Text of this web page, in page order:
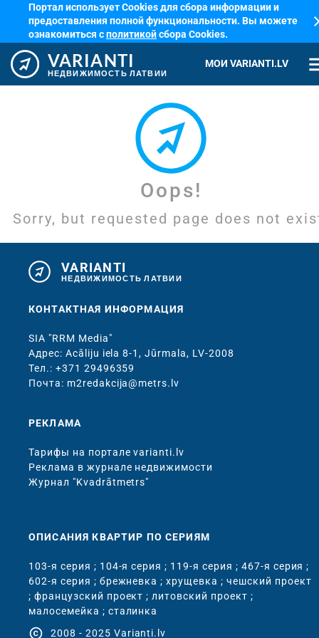
Портал использует Cookies для сбора информации и
предоставления полной функциональности. Вы можете
ознакомиться сполитикойсбора Cookies.
VARIANTI
НЕДВИЖИМОСТЬ ЛАТВИИ
МОИ VARIANTI.LV
Oops!
Sorry, but requested page does not
VARIANTI
НЕДВИЖИМОСТЬ ЛАТВИИ
КОНТАКТНАЯ ИНФОРМАЦИЯ
SIA "RRM Media"
Адрес: Acāliju iela 8-1, Jūrmala, LV-2008
Тел.: +371 29496359
Почта: m2redakcija@metrs.lv
РЕКЛАМА
Тарифы на портале varianti.lv
Реклама в журнале недвижимости
Журнал "Kvadrātmetrs"
ОПИСАНИЯ КВАРТИР ПО СЕРИЯМ
103-я серия ; 104-я серия ; 119-я серия ; 467-я серия ;
602-я серия ; брежневка ;хрущевка ; чешский проект
; французский проект ;литовский проект ;
малосемейка ; сталинка
copyright 2008 - 2025 Varianti.lv